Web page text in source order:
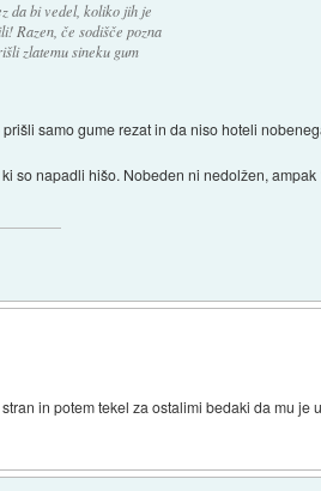
da bi vedel, koliko jih je
Razen, če sodišče pozna
zlatemu sineku gum
samo gume rezat in da niso hoteli
so napadli hišo. Nobeden ni nedolžen,
in potem tekel za ostalimi bedaki da mu je